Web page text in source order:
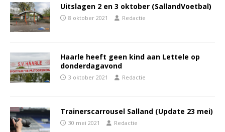
Uitslagen 2 en 3 oktober (SallandVoetbal)
8 oktober 2021 Redactie
Haarle heeft geen kind aan Lettele op
donderdagavond
3 oktober 2021 Redactie
Trainerscarrousel Salland (Update 23 mei)
30 mei 2021 Redactie